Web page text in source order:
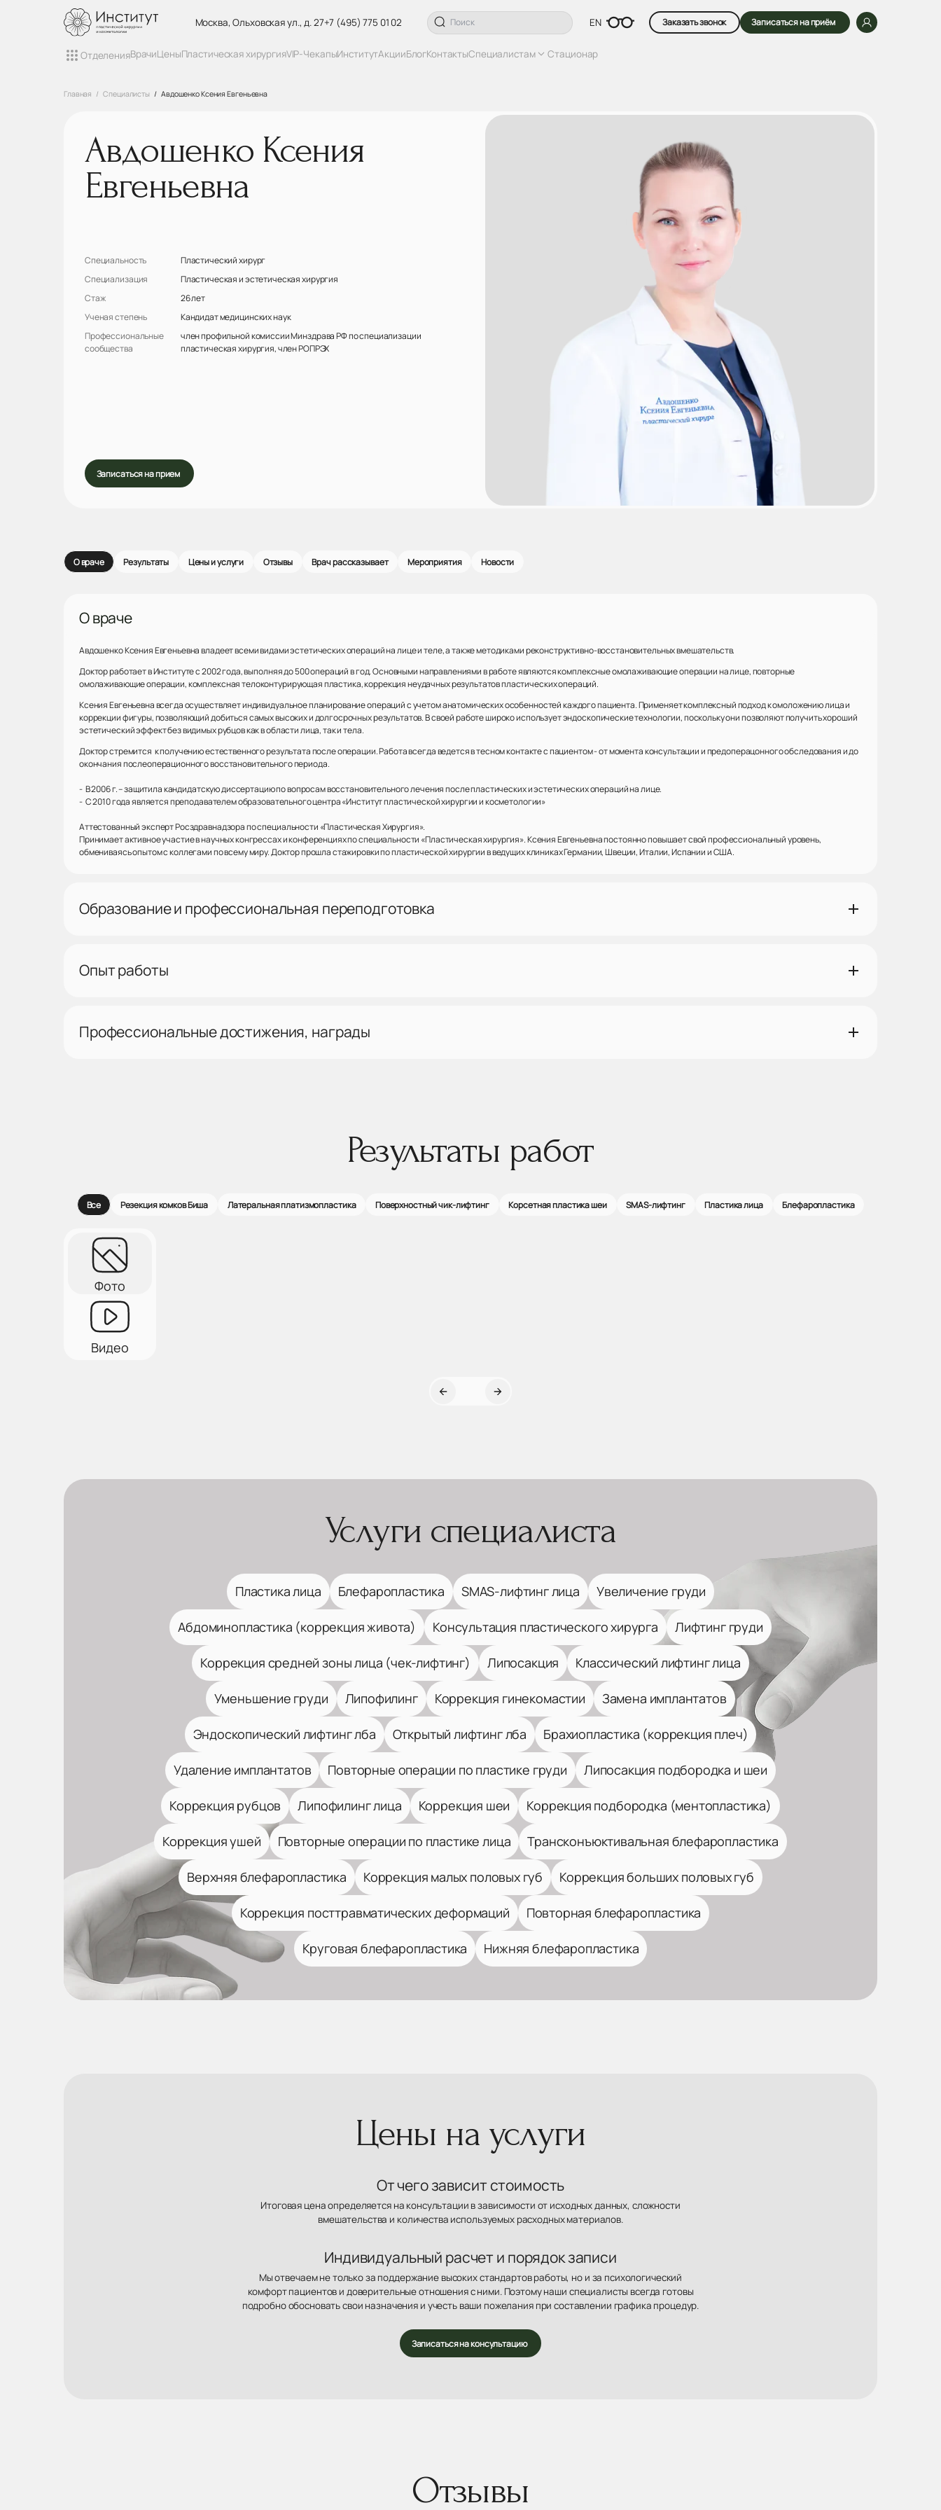
Москва, Ольховская ул., д. 27+7 (495) 775 01 02 EN Заказать звонок Записаться на приём
ОтделенияВрачиЦеныПластическая хирургияVIP-ЧекапыИнститутАкцииБлогКонтактыСпециалистам Стационар
Главная Специалисты Авдошенко Ксения Евгеньевна
Авдошенко Ксения
Евгеньевна
Специальность
Пластический хирург
Специализация
Пластическая и эстетическая хирургия
Стаж
26 лет
Ученая степень
Кандидат медицинских наук
Профессиональные
сообщества
член профильной комиссии Минздрава РФ по специализации
пластическая хирургия, член РОПРЭХ
Записаться на прием
О враче Результаты Цены и услуги Отзывы Врач рассказывает Мероприятия Новости
О враче
Авдошенко Ксения Евгеньевна владеет всеми видами эстетических операций на лице и теле, а также методиками реконструктивно-восстановительных вмешательств.
Доктор работает в Институте с 2002 года, выполняя до 500 операций в год. Основными направлениями в работе являются комплексные омолаживающие операции на лице, повторные
омолаживающие операции, комплексная телоконтурирующая пластика, коррекция неудачных результатов пластических операций.
Ксения Евгеньевна всегда осуществляет индивидуальное планирование операций с учетом анатомических особенностей каждого пациента. Применяет комплексный подход к омоложению лица и
коррекции фигуры, позволяющий добиться самых высоких и долгосрочных результатов. В своей работе широко использует эндоскопические технологии, поскольку они позволяют получить хороший
эстетический эффект без видимых рубцов как в области лица, так и тела.
Доктор стремится к получению естественного результата после операции. Работа всегда ведется в тесном контакте с пациентом - от момента консультации и предоперацонного обследования и до
окончания послеоперационного восстановительного периода.
- В 2006 г. – защитила кандидатскую диссертацию по вопросам восстановительного лечения после пластических и эстетических операций на лице.
- С 2010 года является преподавателем образовательного центра «Институт пластической хирургии и косметологии»
Аттестованный эксперт Росздравнадзора по специальности «Пластическая Хирургия».
Принимает активное участие в научных конгрессах и конференциях по специальности «Пластическая хирургия». Ксения Евгеньевна постоянно повышает свой профессиональный уровень,
обмениваясь опытом с коллегами по всему миру. Доктор прошла стажировки по пластической хирургии в ведущих клиниках Германии, Швеции, Италии, Испании и США.
Образование и профессиональная переподготовка
Опыт работы
Профессиональные достижения, награды
Результаты работ
Все Резекция комков Биша Латеральная платизмопластика Поверхностный чик-лифтинг Корсетная пластика шеи SMAS-лифтинг Пластика лица Блефаропластика
Фото
Видео
Услуги специалиста
Пластика лица Блефаропластика SMAS-лифтинг лица Увеличение груди
Абдоминопластика (коррекция живота) Консультация пластического хирурга Лифтинг груди
Коррекция средней зоны лица (чек-лифтинг) Липосакция Классический лифтинг лица
Уменьшение груди Липофилинг Коррекция гинекомастии Замена имплантатов
Эндоскопический лифтинг лба Открытый лифтинг лба Брахиопластика (коррекция плеч)
Удаление имплантатов Повторные операции по пластике груди Липосакция подбородка и шеи
Коррекция рубцов Липофилинг лица Коррекция шеи Коррекция подбородка (ментопластика)
Коррекция ушей Повторные операции по пластике лица Трансконъюктивальная блефаропластика
Верхняя блефаропластика Коррекция малых половых губ Коррекция больших половых губ
Коррекция посттравматических деформаций Повторная блефаропластика
Круговая блефаропластика Нижняя блефаропластика
Цены на услуги
От чего зависит стоимость
Итоговая цена определяется на консультации в зависимости от исходных данных, сложности
вмешательства и количества используемых расходных материалов.
Индивидуальный расчет и порядок записи
Мы отвечаем не только за поддержание высоких стандартов работы, но и за психологический
комфорт пациентов и доверительные отношения с ними. Поэтому наши специалисты всегда готовы
подробно обосновать свои назначения и учесть ваши пожелания при составлении графика процедур.
Записаться на консультацию
Отзывы